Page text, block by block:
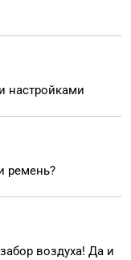
настройками
ремень?
воздуха! Да и